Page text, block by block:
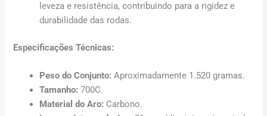
leveza e resistência, contribuindo para a rigidez e
durabilidade das rodas.
Especificações Técnicas:
Peso do Conjunto: Aproximadamente 1.520 gramas.
Tamanho: 700C.
Material do Aro: Carbono.